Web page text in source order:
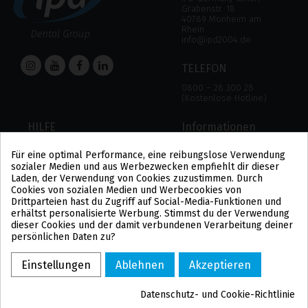
Grabenstr. 18
40789 Monheim am
Rhein
info@ipd2004.de
TELEFON
0800 – 28 300 28
(Kostenlose Hotline)
HILFE
HILFE
ZAHLUNGSMODALITÄTEN
VERSAND UND RÜCKGABE
Informationen
RECHTLICHER HINWEIS
DATENSCHUTZBESTIMMUNGEN
COOKIE-POLITIK
ALLGEMEINE
GESCHÄFTSBEDINGUNGEN
US
PL
BE
ES
COPYRIGHT ©2021 IPD2004 – POWERED BY TICBCN
Für eine optimal Performance, eine reibungslose Verwendung
sozialer Medien und aus Werbezwecken empfiehlt dir dieser
Laden, der Verwendung von Cookies zuzustimmen. Durch
Cookies von sozialen Medien und Werbecookies von
Drittparteien hast du Zugriff auf Social-Media-Funktionen und
erhältst personalisierte Werbung. Stimmst du der Verwendung
dieser Cookies und der damit verbundenen Verarbeitung deiner
persönlichen Daten zu?
Einstellungen Ablehnen Akzeptieren
Datenschutz- und Cookie-Richtlinie